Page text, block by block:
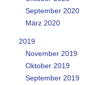
September 2020
März 2020
2019
November 2019
Oktober 2019
September 2019